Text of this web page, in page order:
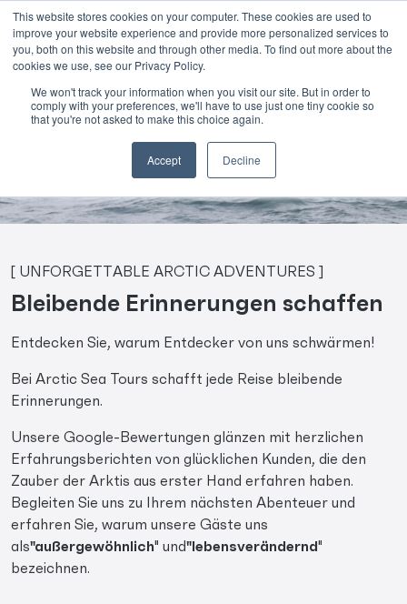
This website stores cookies on your computer. These cookies are used to
improve your website experience and provide more personalized services to
you, both on this website and through other media. To find out more about the
cookies we use, see our Privacy Policy.
We won't track your information when you visit our site. But in order to
comply with your preferences, we'll have to use just one tiny cookie so
that you're not asked to make this choice again.
Accept Decline
Skip to main content
Facebook-
Bewertungen
[ UNFORGETTABLE ARCTIC ADVENTURES ]
Bleibende Erinnerungen schaffen
Entdecken Sie, warum Entdecker von uns schwärmen!
Bei Arctic Sea Tours schafft jede Reise bleibende
Erinnerungen.
Unsere Google-Bewertungen glänzen mit herzlichen
Erfahrungsberichten von glücklichen Kunden, die den
Zauber der Arktis aus erster Hand erfahren haben.
Begleiten Sie uns zu Ihrem nächsten Abenteuer und
erfahren Sie, warum unsere Gäste uns
als"außergewöhnlich" und"lebensverändernd"
bezeichnen.